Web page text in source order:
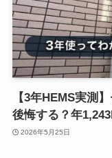
【3年HEMS実測
後悔する？年
2026年5月25日